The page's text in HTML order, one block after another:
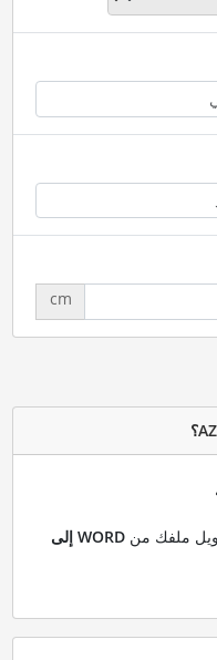
cm
WORD إلى